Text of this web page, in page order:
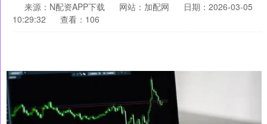
来源：N配资APP下载 网站：加配网
日期：2026-03-05
10:29:32
查看：106